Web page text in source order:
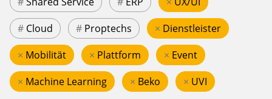
# Cloud # Proptechs × Dienstleister
× Mobilität × Plattform × Event
× Machine Learning × Beko × UVI